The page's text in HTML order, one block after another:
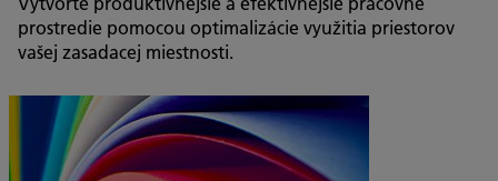
prostredie pomocou optimalizácie využitia priestorov
vašej zasadacej miestnosti.